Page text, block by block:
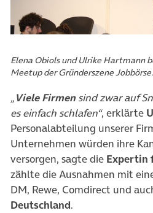
Elena Obiols und Ulrike Hartmann
Meetup der Gründerszene Jobbörse.
„Viele Firmensind zwar auf
es einfach schlafen“, erklärte
Personalabteilung unserer
Unternehmen würden ihre
versorgen, sagte die Expertin
zählte die Ausnahmen mit
DM, Rewe, Comdirect und
Deutschland.